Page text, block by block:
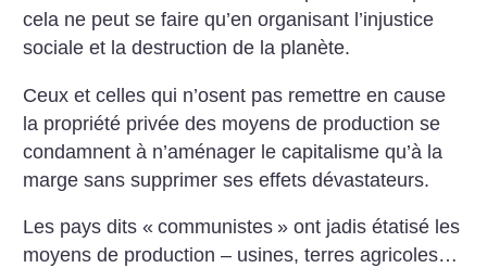
cela ne peut se faire qu’en organisant l’injustice
sociale et la destruction de la planète.
Ceux et celles qui n’osent pas remettre en cause
la propriété privée des moyens de production se
condamnent à n’aménager le capitalisme qu’à la
marge sans supprimer ses effets dévastateurs.
Les pays dits « communistes » ont jadis étatisé les
moyens de production – usines, terres agricoles…